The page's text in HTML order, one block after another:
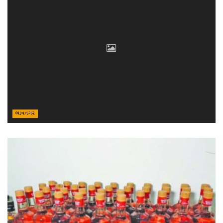
ભાવનગર